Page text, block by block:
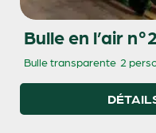
Bulle en l’air n°2
Bulle transparente 2